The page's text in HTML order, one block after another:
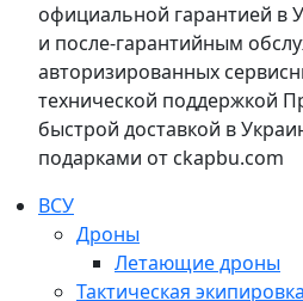
официальной гарантией в
и после-гарантийным
авторизированных
технической поддержкой
быстрой доставкой в
подарками от ckapbu.com
ВСУ
Дроны
Летающие дроны
Тактическая экипировка